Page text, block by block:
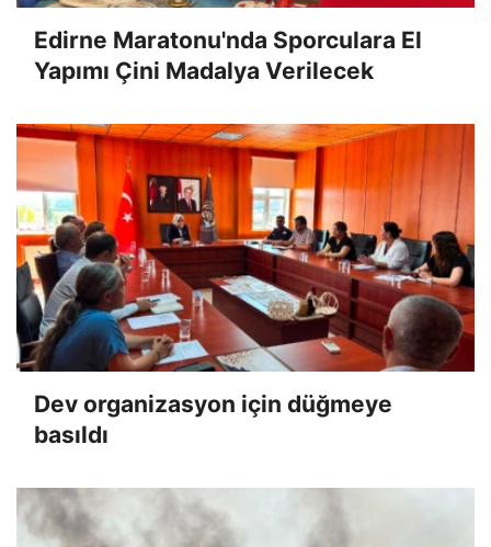
Edirne Maratonu'nda Sporculara El
Yapımı Çini Madalya Verilecek
Dev organizasyon için düğmeye
basıldı